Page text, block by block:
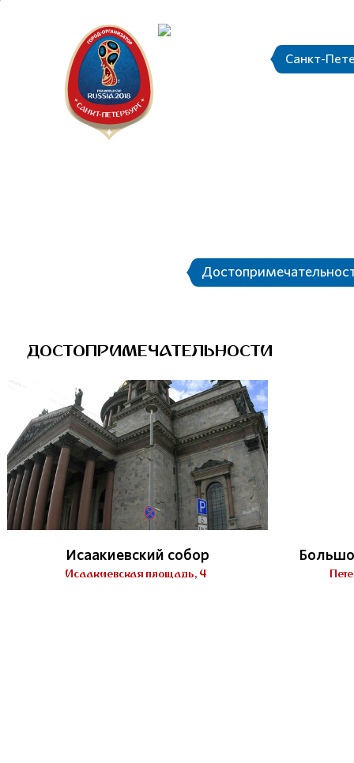
Санкт-
ДОСТОПРИМЕЧАТЕЛЬНОСТИ
Исаакиевский собор
Исаакиевская площадь, 4